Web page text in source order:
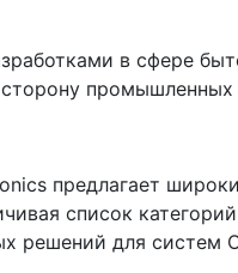
в сфере
предлагает
список
решений для систем